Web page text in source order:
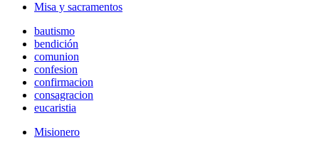
Misa y sacramentos
bautismo
bendición
comunion
confesion
confirmacion
consagracion
eucaristia
Misionero